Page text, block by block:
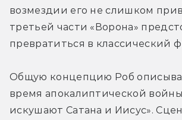
возмездии его не слишком
третьей части «Ворона»
превратиться в классический
Общую концепцию Роб
время апокалиптической
искушают Сатана и Иисус».